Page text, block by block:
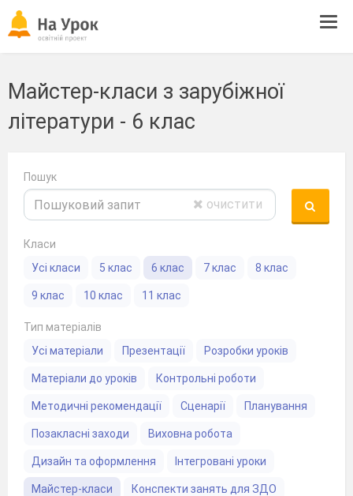
Майстер-класи з зарубіжної
літератури - 6 клас
Пошук
очистити
Класи
Усі класи
5 клас 6 клас 7 клас 8 клас
9 клас 10 клас 11 клас
Тип матеріалів
Усі матеріали
Презентації Розробки уроків
Матеріали до уроків Контрольні роботи
Методичні рекомендації Сценарії Планування
Позакласні заходи Виховна робота
Дизайн та оформлення Інтегровані уроки
Майстер-класи Конспекти занять для ЗДО